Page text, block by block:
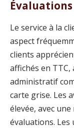
Le service à la
aspect
clients
affichés en TTC,
administratif
carte grise. Les
élevée, avec
évaluations.